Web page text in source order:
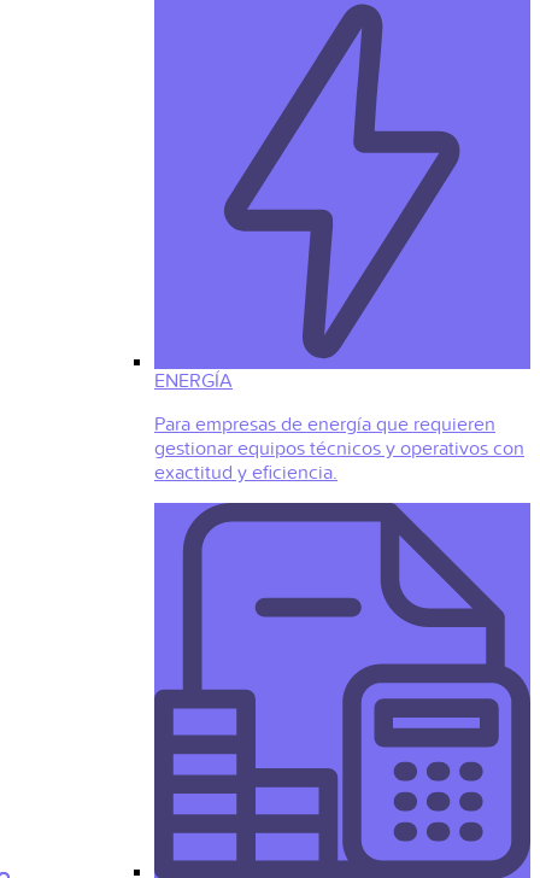
ENERGÍA
Para empresas de energía que requieren
gestionar equipos técnicos y operativos con
exactitud y eficiencia.